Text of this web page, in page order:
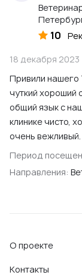
10
18 декабря 2023
Привили нашего
чуткий хороший
общий язык с
клинике чисто,
очень
Период
Направления:
О проекте
Контакты